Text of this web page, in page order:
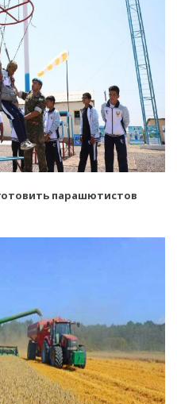
парашютистов